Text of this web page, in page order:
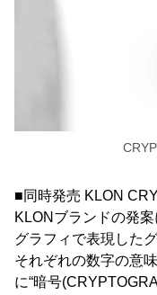
■同時発売 KLON
KLONブランドの発
グラフィで表現した
それぞれの数字の意
に“暗号